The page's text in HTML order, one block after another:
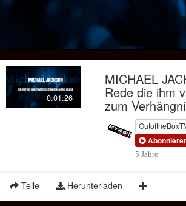
Video
0:01:26
MICHAEL
Rede die ihm
zum
5 Jahre
Teile Herunterladen